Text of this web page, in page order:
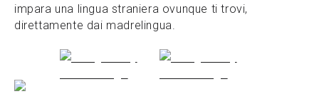
impara una lingua straniera ovunque ti trovi,
direttamente dai madrelingua.